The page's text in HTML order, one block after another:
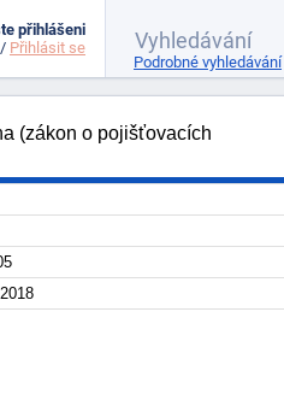
(zákon o pojišťovacích
přihlášeni
/ Přihlásit se
Podrobné vyhledávání